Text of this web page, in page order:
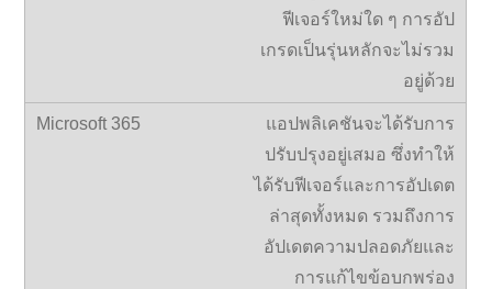
ฟีเจอร์ใหม่ใด ๆ การอัป
เกรดเป็นรุ่นหลักจะไม่รวม
อยู่ด้วย
แอปพลิเคชันจะได้รับการ
ปรับปรุงอยู่เสมอ ซึ่งทำให้
ได้รับฟีเจอร์และการอัปเดต
ล่าสุดทั้งหมด รวมถึงการ
อัปเดตความปลอดภัยและ
การแก้ไขข้อบกพร่อง